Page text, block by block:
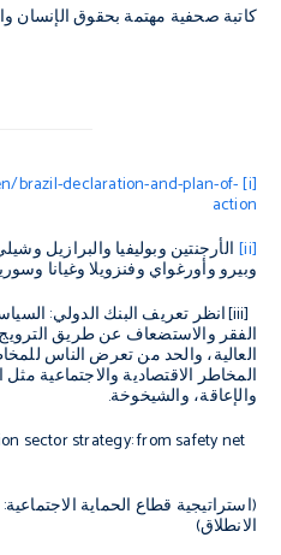
كاتبة صحفية مهتمة بحقوق الإنسان
[i]
brazil-declaration-and-plan-of-
action
[ii] الأرجنتين وبوليفيا والبرازيل
وبيرو وأورغواي وفنزويلا وغيانا
[iii]انظر تعريف البنك الدولي:
الفقر والاستضعاف عن طريق
العالية، والحد من تعرض الناس
المخاطر الاقتصادية والاجتماعية
والإعاقة، والشيخوخة.
sector strategy: from safety net
(استراتيجية قطاع الحماية
الانطلاق)